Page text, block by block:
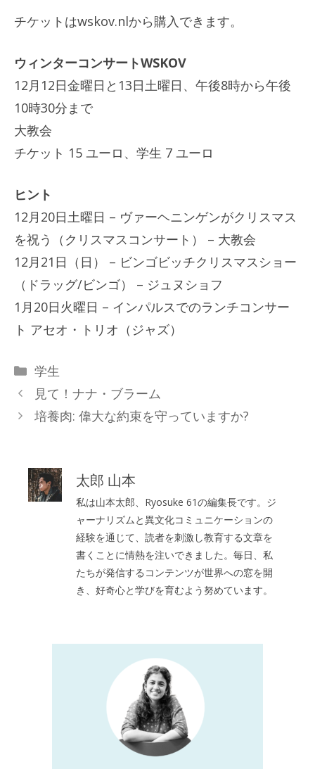
チケットはwskov.nlから購入できます。
ウィンターコンサートWSKOV
12月12日金曜日と13日土曜日、午後8時から午後
10時30分まで
大教会
チケット 15 ユーロ、学生 7 ユーロ
ヒント
12月20日土曜日 – ヴァーヘニンゲンがクリスマス
を祝う（クリスマスコンサート） – 大教会
12月21日（日） – ビンゴビッチクリスマスショー
（ドラッグ/ビンゴ） – ジュヌショフ
1月20日火曜日 – インパルスでのランチコンサー
ト アセオ・トリオ（ジャズ）
カ
テ
ゴ
リ
学生
見て！ナナ・ブラーム
培養肉: 偉大な約束を守っていますか?
太郎 山本
私は山本太郎、Ryosuke 61の編集長です。ジ
ャーナリズムと異文化コミュニケーションの
経験を通じて、読者を刺激し教育する文章を
書くことに情熱を注いできました。毎日、私
たちが発信するコンテンツが世界への窓を開
き、好奇心と学びを育むよう努めています。